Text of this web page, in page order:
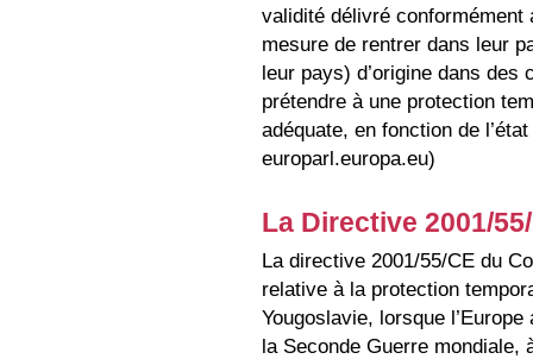
validité délivré
mesure de rentrer dans leur
leur pays) d’origine dans
prétendre à une protection
adéquate, en fonction de
europarl.europa.eu)
La Directive 2001/
La directive 2001/55/CE du
relative à la protection
Yougoslavie, lorsque
la Seconde Guerre